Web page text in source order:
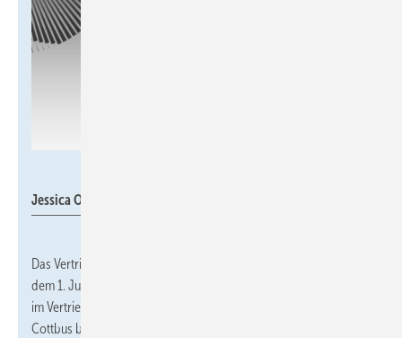
Jessica Oswald
Das Vertriebsteam von
dem 1. Juni 2025 von
im Vertriebsinnen- als auch im Außendienst für das Gebiet von
Cottbus bis Annaburg und von Leipzig bis Jena zuständig. Die